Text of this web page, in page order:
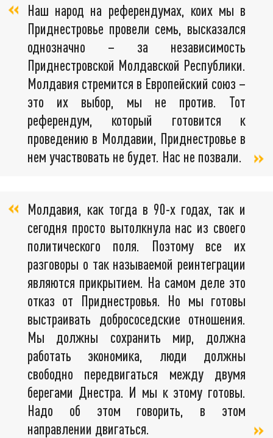
Наш народ на референдумах, коих мы в
Приднестровье провели семь, высказался
однозначно – за независимость
Приднестровской Молдавской Республики.
Молдавия стремится в Европейский союз –
это их выбор, мы не против. Тот
референдум, который готовится к
проведению в Молдавии, Приднестровье в
нем участвовать не будет. Нас не позвали.
Молдавия, как тогда в 90-х годах, так и
сегодня просто вытолкнула нас из своего
политического поля. Поэтому все их
разговоры о так называемой реинтеграции
являются прикрытием. На самом деле это
отказ от Приднестровья. Но мы готовы
выстраивать добрососедские отношения.
Мы должны сохранить мир, должна
работать экономика, люди должны
свободно передвигаться между двумя
берегами Днестра. И мы к этому готовы.
Надо об этом говорить, в этом
направлении двигаться.